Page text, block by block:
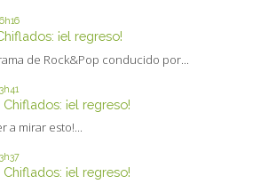
¡el regreso!
de Rock&Pop conducido por...
Chiflados: ¡el regreso!
a mirar esto!...
Chiflados: ¡el regreso!